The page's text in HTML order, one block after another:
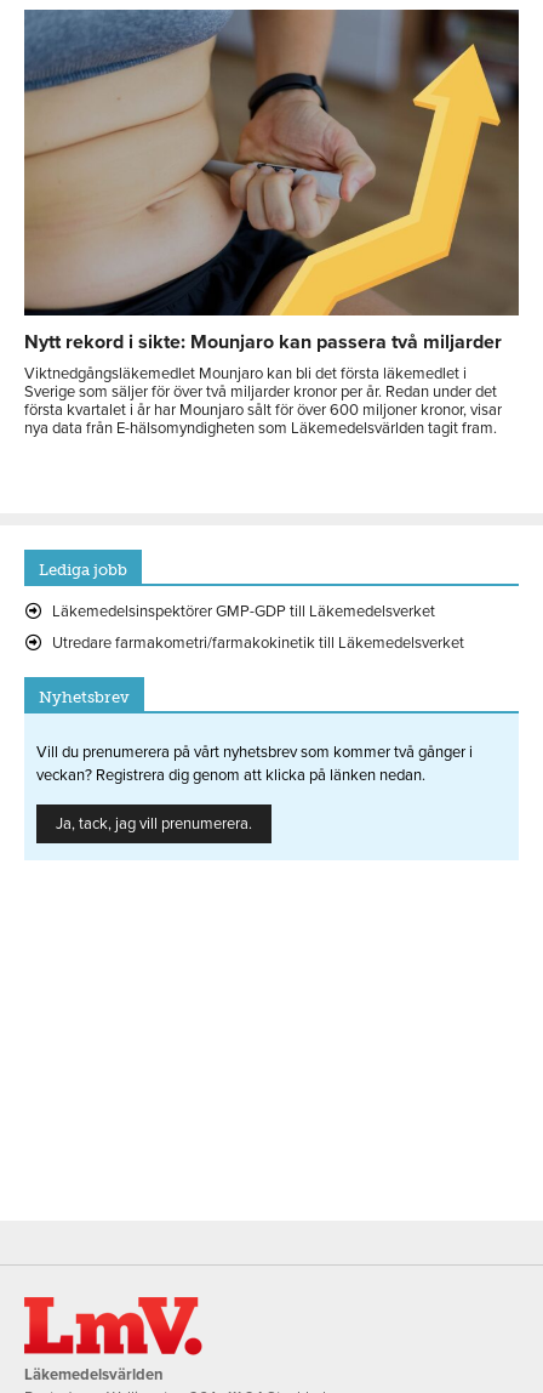
Nytt rekord i sikte: Mounjaro kan passera två miljarder
Viktnedgångsläkemedlet Mounjaro kan bli det första läkemedlet i
Sverige som säljer för över två miljarder kronor per år. Redan under det
första kvartalet i år har Mounjaro sålt för över 600 miljoner kronor, visar
nya data från E-hälsomyndigheten som Läkemedelsvärlden tagit fram.
Lediga jobb
Läkemedelsinspektörer GMP-GDP till Läkemedelsverket
Utredare farmakometri/farmakokinetik till Läkemedelsverket
Nyhetsbrev
Vill du prenumerera på vårt nyhetsbrev som kommer två gånger i
veckan? Registrera dig genom att klicka på länken nedan.
Ja, tack, jag vill prenumerera.
Läkemedelsvärlden